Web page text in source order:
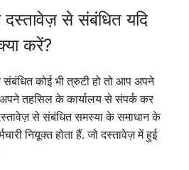
दस्तावेज़ से संबंधित यदि
करें?
कोई भी त्रुटी हो तो आप अपने
तहसिल के कार्यालय से संपर्क कर
से संबंधित समस्या के समाधान के
नियूक्त होता हैं. जो दस्तावेज़ में हुई